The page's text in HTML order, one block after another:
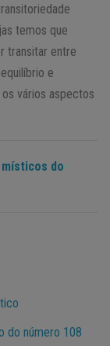
temos que
transitar entre
e
vários aspectos
do
do número 108